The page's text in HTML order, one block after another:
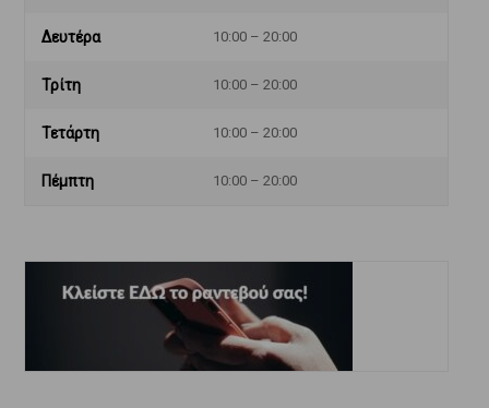
Δευτέρα 10:00 – 20:00
Τρίτη 10:00 – 20:00
Τετάρτη 10:00 – 20:00
Πέμπτη 10:00 – 20:00